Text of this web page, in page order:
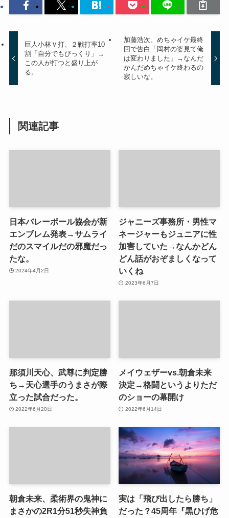
巨人小林Ｖ打、２戦打率10
割「自分でもびっくり」→
この人が打つと盛り上が
る。
加藤浩次、めちゃイケ最終
回で告白「岡村の姿見て俺
は変わりました」→なんだ
かんだめちゃイケ終わるの
寂しいな。
関連記事
日本バレーボール協会が新
エンブレム発表→サムライ
だのスマイルだの邪魔だっ
たな。
2024年4月2日
ジャニーズ事務所・男性マ
ネージャーもジュニアに性
加害していた→なんかどん
どん話がおぞましくなって
いくね
2023年6月7日
那須川天心、武尊に判定勝
ち→天心選手のうまさが際
立った試合だった。
2022年6月20日
メイウェザーvs.朝倉未来
決定→格闘というよりただ
のショーの幕開け
2022年6月14日
朝倉未来、柔術界の鬼神に
まさかの2R1分51秒失神負
実は「飛び出したら勝ち」
だった？45周年『黒ひげ危